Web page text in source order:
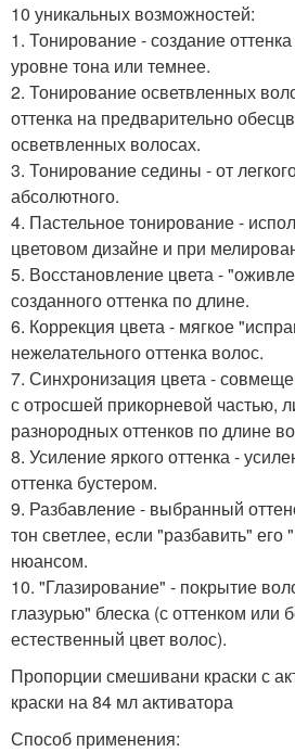
10 уникальных возможностей:
1. Тонирование - создание
уровне тона или темнее.
2. Тонирование осветвленных
оттенка на предварительно
осветвленных волосах.
3. Тонирование седины - от
абсолютного.
4. Пастельное тонирование -
цветовом дизайне и при
5. Восстановление цвета -
созданного оттенка по длине.
6. Коррекция цвета - мягкое
нежелательного оттенка волос.
7. Синхронизация цвета -
с отросшей прикорневой частью,
разнородных оттенков по длине
8. Усиление яркого оттенка -
оттенка бустером.
9. Разбавление - выбранный
тон светлее, если "разбавить"
нюансом.
10. "Глазирование" - покрытие
глазурью" блеска (с оттенком или
естественный цвет волос).
Пропорции смешивани краски с
краски на 84 мл активатора
Способ применения: